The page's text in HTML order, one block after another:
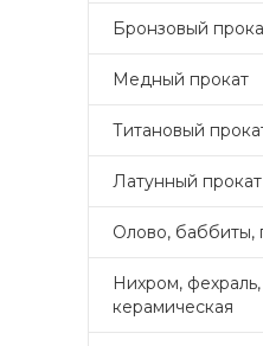
Бронзовый
Медный прокат
Титановый
Латунный прокат
Олово, баббиты,
Нихром,
керамическая